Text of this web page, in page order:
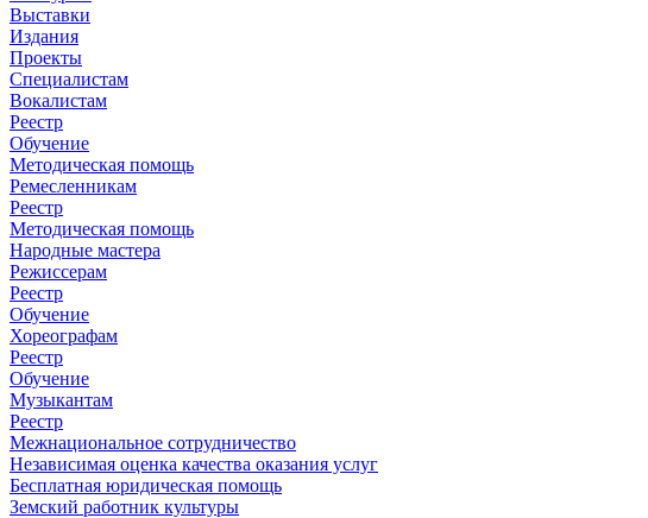
Выставки
Издания
Проекты
Специалистам
Вокалистам
Реестр
Обучение
Методическая помощь
Ремесленникам
Реестр
Методическая помощь
Народные мастера
Режиссерам
Реестр
Обучение
Хореографам
Реестр
Обучение
Музыкантам
Реестр
Межнациональное сотрудничество
Независимая оценка качества оказания услуг
Бесплатная юридическая помощь
Земский работник культуры